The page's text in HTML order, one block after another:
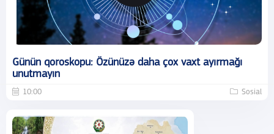
Günün qoroskopu: Özünüzə daha çox vaxt ayırmağı
unutmayın
10:00 Sosial